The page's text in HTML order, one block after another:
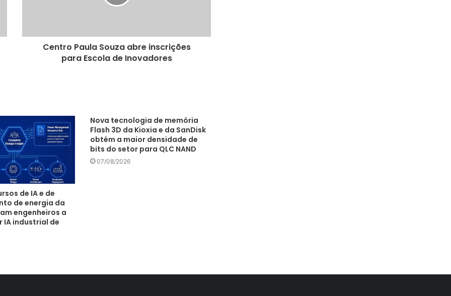
Centro Paula Souza abre inscrições
para Escola de Inovadores
de IA e de
de energia da
engenheiros a
IA industrial de
Nova tecnologia de memória
Flash 3D da Kioxia e da SanDisk
obtém a maior densidade de
bits do setor para QLC NAND
07/08/2026